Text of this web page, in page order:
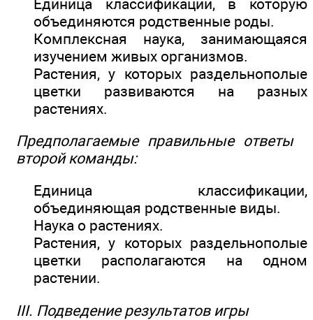
Единица классификации, в которую
объединяются родственные роды.
Комплексная наука, занимающаяся
изучением живых организмов.
Растения, у которых раздельнополые
цветки развиваются на разных
растениях.
Предполагаемые правильные ответы
второй команды:
Единица классификации,
объединяющая родственные виды.
Наука о растениях.
Растения, у которых раздельнополые
цветки располагаются на одном
растении.
III. Подведение результатов игры